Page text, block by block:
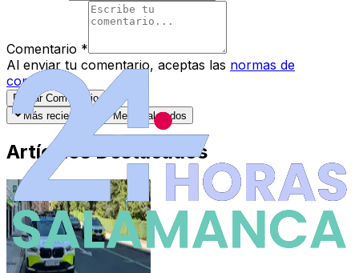
Comentario *
Al enviar tu comentario, aceptas las normas de
comentarios.
Enviar Comentario
Más recientes
Mejor valorados
Artículos Destacados